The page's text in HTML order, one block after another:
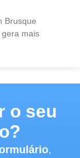
Brusque
mais
o seu
,